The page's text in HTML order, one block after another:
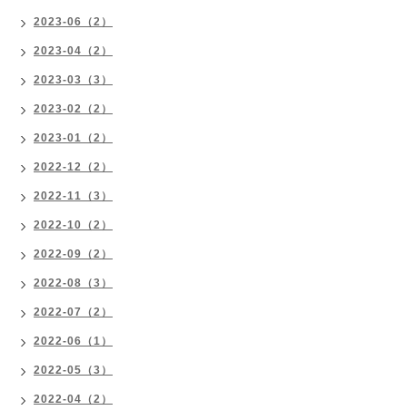
2023-06（2）
2023-04（2）
2023-03（3）
2023-02（2）
2023-01（2）
2022-12（2）
2022-11（3）
2022-10（2）
2022-09（2）
2022-08（3）
2022-07（2）
2022-06（1）
2022-05（3）
2022-04（2）